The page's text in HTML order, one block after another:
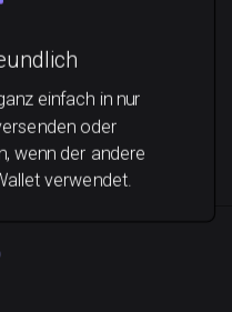
einfach in nur
oder
wenn der andere
verwendet.